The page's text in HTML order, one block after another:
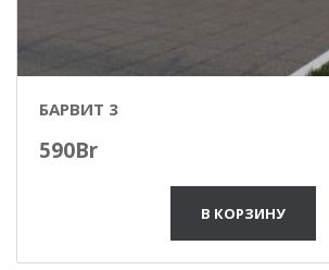
БАРВИТ 3
590Br
В КОРЗИНУ